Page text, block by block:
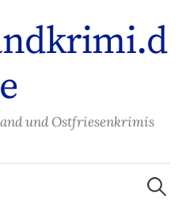
e
und Ostfriesenkrimis
Suchen
nach: